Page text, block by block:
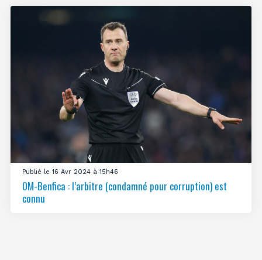
Publié le 16 Avr 2024 à 15h46
OM-Benfica : l’arbitre (condamné pour corruption) est
connu